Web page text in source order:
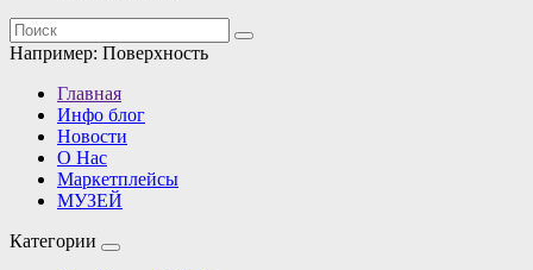
Например: Поверхность
Главная
Инфо блог
Новости
О Нас
Маркетплейсы
МУЗЕЙ
Категории